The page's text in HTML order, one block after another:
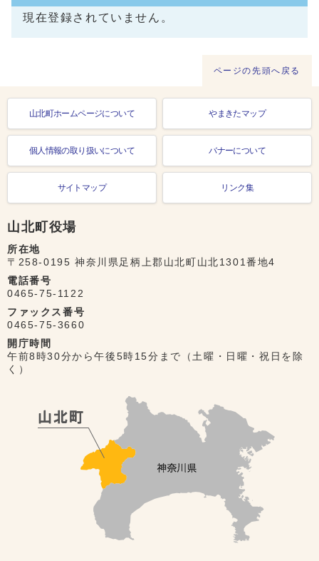
現在登録されていません。
ページの先頭へ戻る
山北町ホームページについて やまきたマップ
個人情報の取り扱いについて バナーについて
サイトマップ リンク集
山北町役場
所在地
〒258-0195 神奈川県足柄上郡山北町山北1301番地4
電話番号
0465-75-1122
ファックス番号
0465-75-3660
開庁時間
午前8時30分から午後5時15分まで（土曜・日曜・祝日を除
く）